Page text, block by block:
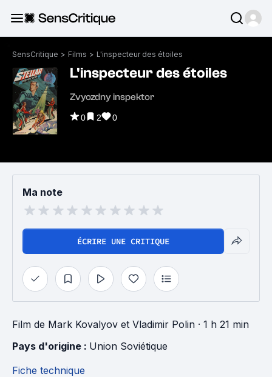
SensCritique > Films > L'inspecteur des étoiles
L'inspecteur des étoiles
Zvyozdny inspektor
0 2 0
Ma note
ÉCRIRE UNE CRITIQUE
Film de Mark Kovalyov et Vladimir Polin · 1 h 21 min
Pays d'origine : Union Soviétique
Fiche technique